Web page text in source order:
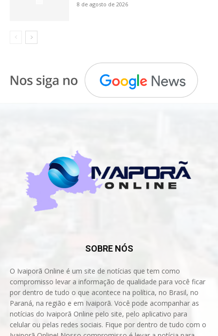
8 de agosto de 2026
SOBRE NÓS
O Ivaiporã Online é um site de notícias que tem como
compromisso levar a informação de qualidade para você ficar
por dentro de tudo o que acontece na política, no Brasil, no
Paraná, na região e em Ivaiporã. Você pode acompanhar as
notícias do Ivaiporã Online pelo site, pelo aplicativo para
celular ou pelas redes sociais. Fique por dentro de tudo com o